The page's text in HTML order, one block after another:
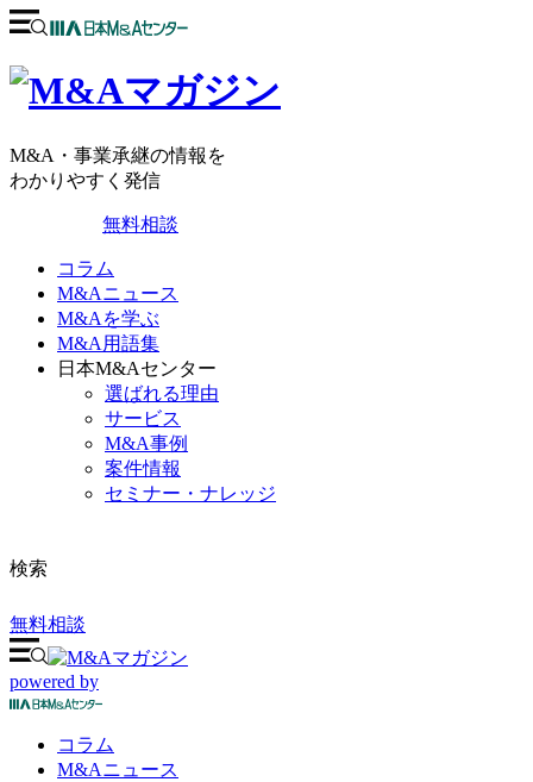
M&A・事業承継の情報を
わかりやすく発信
無料相談
コラム
M&Aニュース
M&Aを学ぶ
M&A用語集
日本M&Aセンター
選ばれる理由
サービス
M&A事例
案件情報
セミナー・ナレッジ
検索
無料相談
powered by
コラム
M&Aニュース